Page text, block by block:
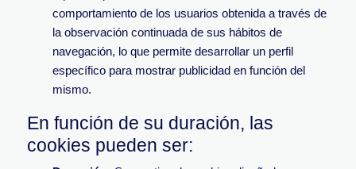
comportamiento de los usuarios obtenida a través de
la observación continuada de sus hábitos de
navegación, lo que permite desarrollar un perfil
específico para mostrar publicidad en función del
mismo.
En función de su duración, las
cookies pueden ser: